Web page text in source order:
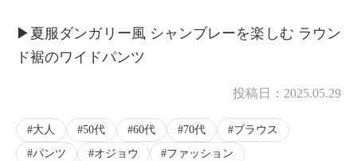
▶︎夏服ダンガリー風 シャンブレーを楽しむ ラウン
ド裾のワイドパンツ
投稿日： 2025.05.29
大人 50代 60代 70代
ブラウス
パンツ
オジョウ ファッション